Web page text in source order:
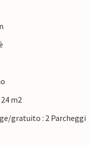
m2
gratuito : 2 Parcheggi